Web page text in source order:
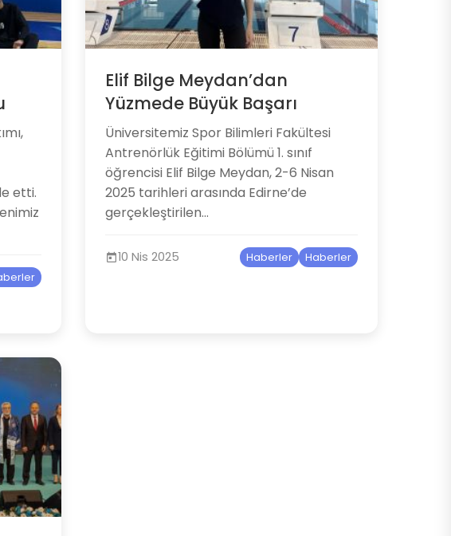
etti.
Elif Bilge Meydan’dan
Yüzmede Büyük Başarı
Üniversitemiz Spor Bilimleri Fakültesi
Antrenörlük Eğitimi Bölümü 1. sınıf
öğrencisi Elif Bilge Meydan, 2-6 Nisan
2025 tarihleri arasında Edirne’de
gerçekleştirilen...
10 Nis 2025 Haberler Haberler